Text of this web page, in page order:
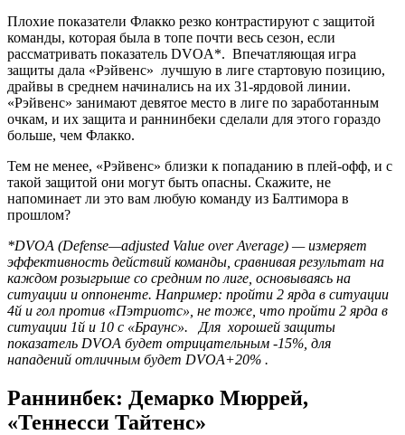
Плохие показатели Флакко резко контрастируют с защитой
команды, которая была в топе почти весь сезон, если
рассматривать показатель DVOA*. Впечатляющая игра
защиты дала «Рэйвенс» лучшую в лиге стартовую позицию,
драйвы в среднем начинались на их 31-ярдовой линии.
«Рэйвенс» занимают девятое место в лиге по заработанным
очкам, и их защита и раннинбеки сделали для этого гораздо
больше, чем Флакко.
Тем не менее, «Рэйвенс» близки к попаданию в плей-офф, и с
такой защитой они могут быть опасны. Скажите, не
напоминает ли это вам любую команду из Балтимора в
прошлом?
*DVOA (Defense—adjusted Value over Average) — измеряет
эффективность действий команды, сравнивая результат на
каждом розыгрыше со средним по лиге, основываясь на
ситуации и оппоненте. Например: пройти 2 ярда в ситуации
4й и гол против «Пэтриотс», не тоже, что пройти 2 ярда в
ситуации 1й и 10 с «Браунс». Для хорошей защиты
показатель DVOA будет отрицательным -15%, для
нападений отличным будет DVOA+20% .
Раннинбек: Демарко Мюррей,
«Теннесси Тайтенс»